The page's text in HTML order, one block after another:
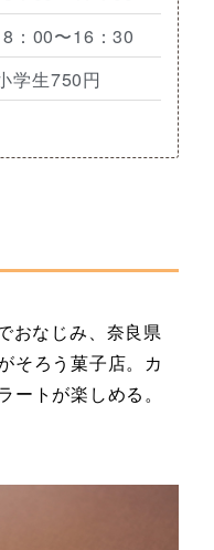
〜16：30
学生750円
おなじみ、奈良県
そろう菓子店。カ
ートが楽しめる。